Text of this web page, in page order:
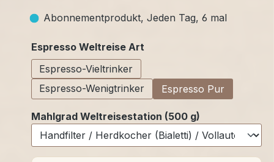
Abonnementprodukt, Jeden Tag, 6 mal
Espresso Weltreise Artauswählen
Espresso-Vieltrinker
Espresso-Wenigtrinker
Espresso Pur
Mahlgrad Weltreisestation (500 g)